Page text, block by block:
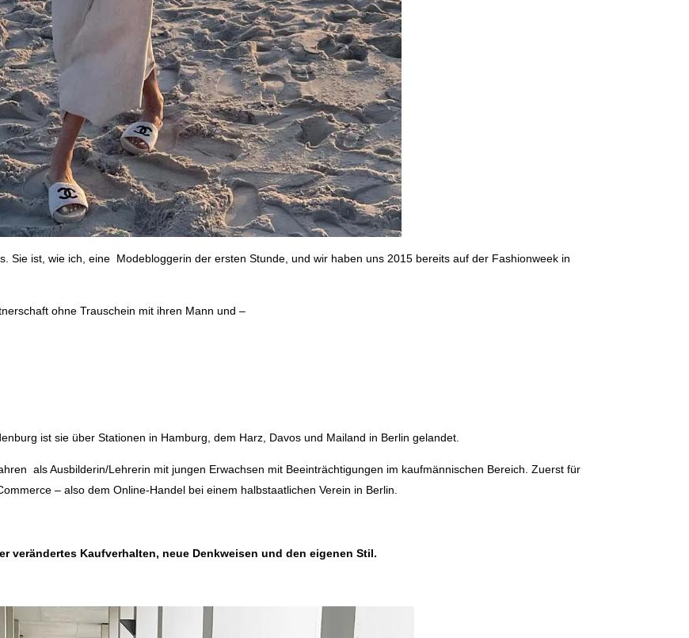
Sie ist, wie ich, eine Modebloggerin der ersten Stunde, und wir haben uns 2015 bereits auf der Fashionweek in
ohne Trauschein mit ihren Mann und –
ist sie über Stationen in Hamburg, dem Harz, Davos und Mailand in Berlin gelandet.
als Ausbilderin/Lehrerin mit jungen Erwachsen mit Beeinträchtigungen im kaufmännischen Bereich. Zuerst für
– also dem Online-Handel bei einem halbstaatlichen Verein in Berlin.
verändertes Kaufverhalten, neue Denkweisen und den eigenen Stil.